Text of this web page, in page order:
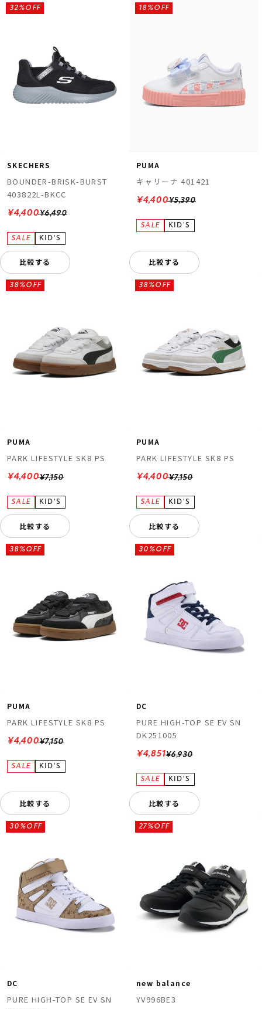
SKECHERS
BOUNDER-BRISK-BURST
403822L-BKCC
¥6,490
32%OFF
¥4,400
比較する
PUMA
キャリーナ 401421
¥5,390
18%OFF
¥4,400
比較する
PUMA
PARK LIFESTYLE SK8 PS
¥7,150
38%OFF
¥4,400
比較する
PUMA
PARK LIFESTYLE SK8 PS
¥7,150
38%OFF
¥4,400
比較する
PUMA
PARK LIFESTYLE SK8 PS
¥7,150
38%OFF
¥4,400
比較する
DC
PURE HIGH-TOP SE EV SN
DK251005
¥6,930
30%OFF
¥4,851
比較する
DC
PURE HIGH-TOP SE EV SN
30%OFF
new balance
YV996BE3
27%OFF